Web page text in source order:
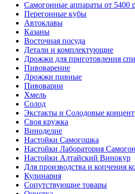
Самогонные аппараты от 5400
Перегонные кубы
Автоклавы
Казаны
Восточная посуда
Детали и комплектующие
Дрожжи для приготовления
Пивоварение
Дрожжи пивные
Пивоварни
Хмель
Солод
Экстакты и Солодовые
Своя кружка
Виноделие
Настойки Самогошка
Настойки Лаборатория
Настойки Алтайский Винокур
Для производства и копчения
Кулинария
Сопутствующие товары